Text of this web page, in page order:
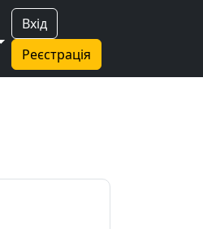
Вхід
Реєстрація